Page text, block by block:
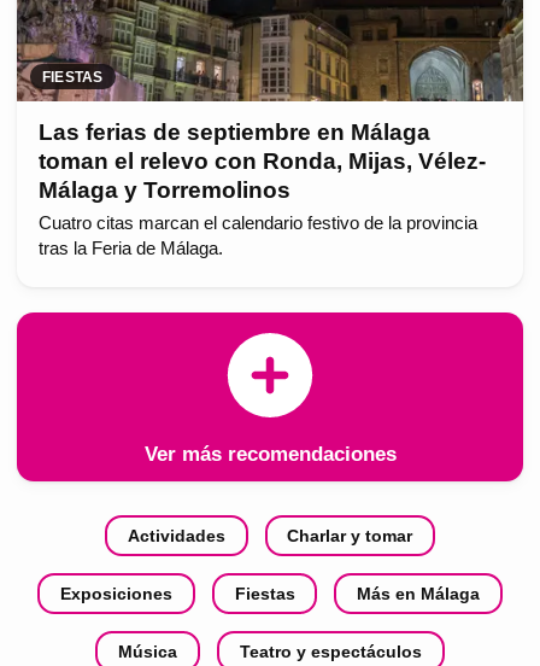
FIESTAS
Las ferias de septiembre en Málaga
toman el relevo con Ronda, Mijas, Vélez-
Málaga y Torremolinos
Cuatro citas marcan el calendario festivo de la provincia
tras la Feria de Málaga.
Ver más recomendaciones
Actividades Charlar y tomar
Exposiciones Fiestas Más en Málaga
Música Teatro y espectáculos